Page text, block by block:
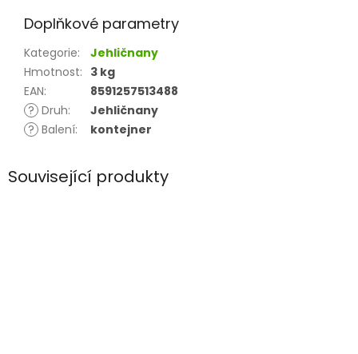
Doplňkové parametry
Kategorie:
Jehličnany
Hmotnost: 3 kg
EAN:
8591257513488
? Druh:
Jehličnany
? Balení: kontejner
Související produkty